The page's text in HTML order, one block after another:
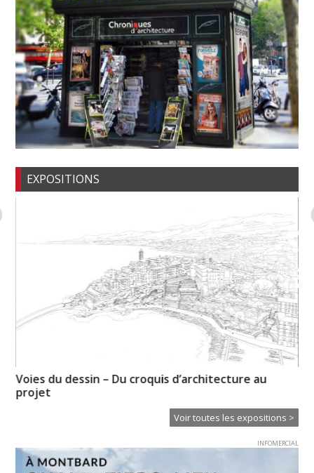
EXPOSITIONS
Voies du dessin – Du croquis d’architecture au
projet
Voir toutes les expositions >
INFOMERCIAL